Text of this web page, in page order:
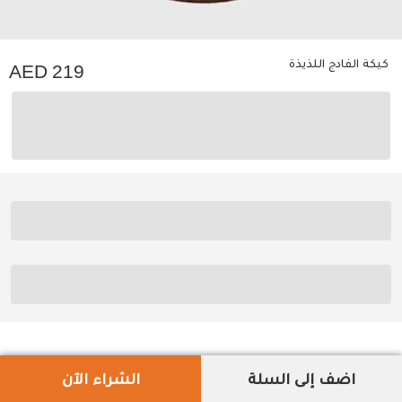
كيكة الفادج اللذيذة 219
اضف إلى السلة الشراء الآن